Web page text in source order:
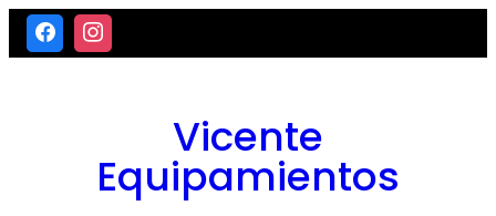
Saltar
Vicente
Equipamientos